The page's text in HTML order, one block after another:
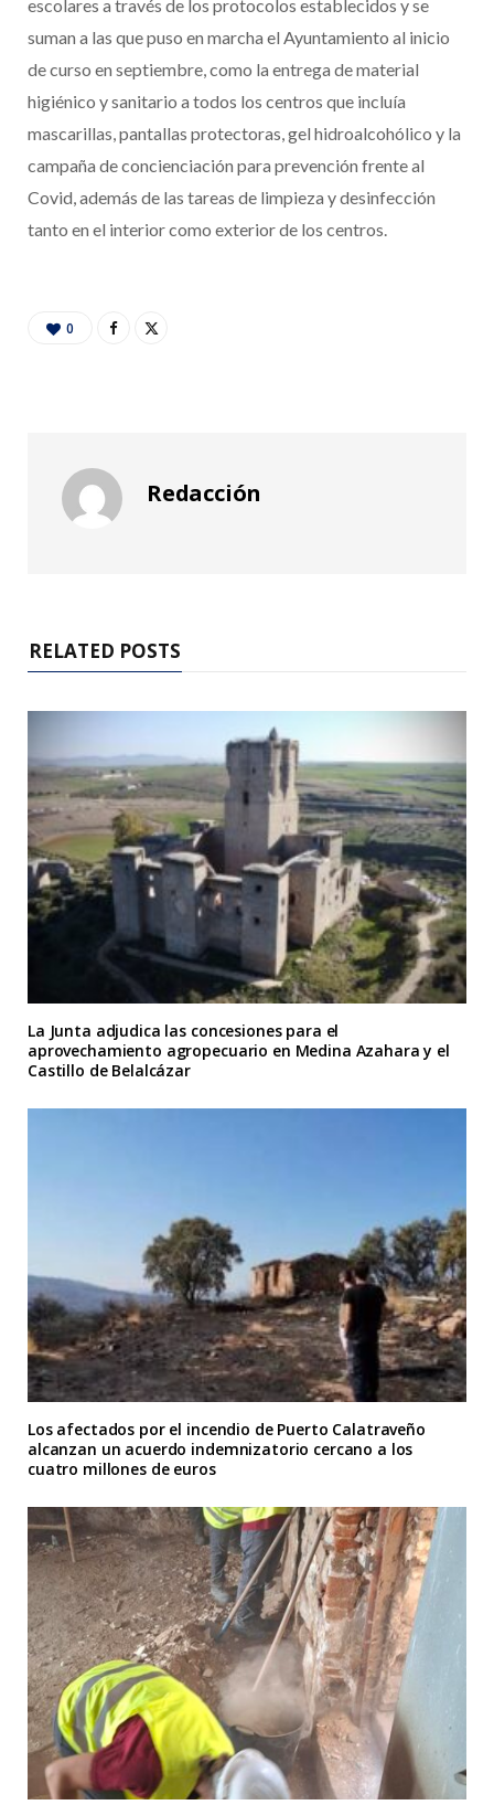
escolares a través de los protocolos establecidos y se
suman a las que puso en marcha el Ayuntamiento al inicio
de curso en septiembre, como la entrega de material
higiénico y sanitario a todos los centros que incluía
mascarillas, pantallas protectoras, gel hidroalcohólico y la
campaña de concienciación para prevención frente al
Covid, además de las tareas de limpieza y desinfección
tanto en el interior como exterior de los centros.
0
Redacción
RELATED POSTS
La Junta adjudica las concesiones para el
aprovechamiento agropecuario en Medina Azahara y el
Castillo de Belalcázar
Los afectados por el incendio de Puerto Calatraveño
alcanzan un acuerdo indemnizatorio cercano a los
cuatro millones de euros